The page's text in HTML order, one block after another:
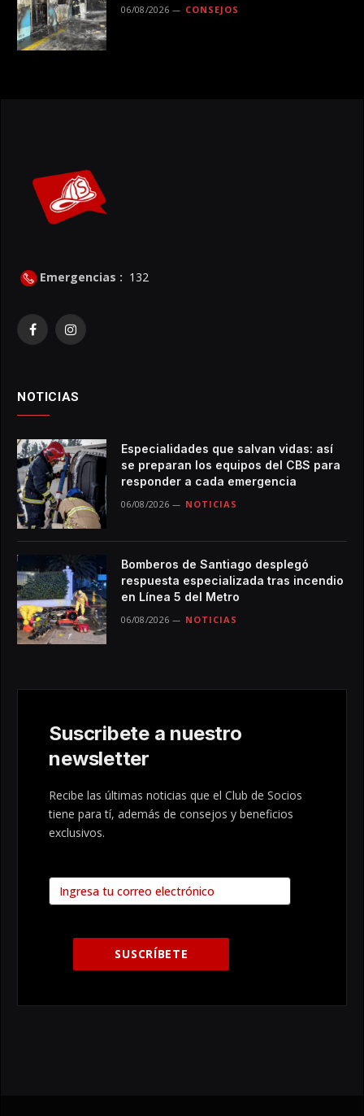
06/08/2026 CONSEJOS
Emergencias : 132
FacebookInstagram
NOTICIAS
Especialidades que salvan vidas: así
se preparan los equipos del CBS para
responder a cada emergencia
06/08/2026 NOTICIAS
Bomberos de Santiago desplegó
respuesta especializada tras incendio
en Línea 5 del Metro
06/08/2026 NOTICIAS
Suscribete a nuestro
newsletter
Recibe las últimas noticias que el Club de Socios
tiene para tí, además de consejos y beneficios
exclusivos.